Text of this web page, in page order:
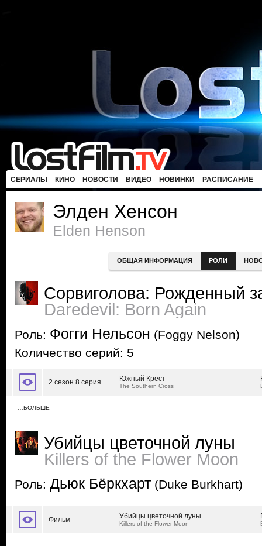
СЕРИАЛЫ КИНО НОВОСТИ ВИДЕО НОВИНКИ РАСПИСАНИЕ
Элден Хенсон
Elden Henson
ОБЩАЯ ИНФОРМАЦИЯ РОЛИ
Сорвиголова: Рожденный
Daredevil: Born Again
Роль: Фогги Нельсон (Foggy Nelson)
Количество серий: 5
2 сезон 8 серия Южный Крест
The Southern Cross
…БОЛЬШЕ
Убийцы цветочной луны
Killers of the Flower Moon
Роль: Дьюк Бёркхарт (Duke Burkhart)
Фильм Убийцы цветочной луны
Killers of the Flower Moon